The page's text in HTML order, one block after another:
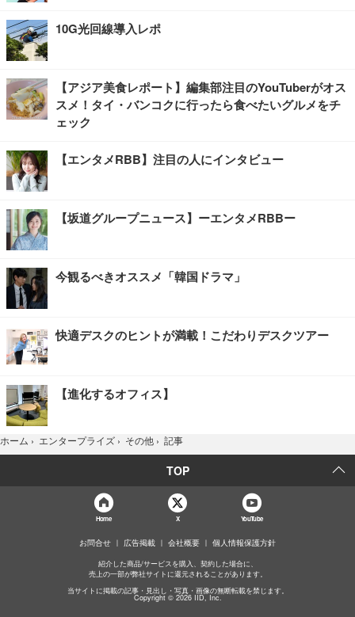
10G光回線導入レポ
【アジア美食レポート】編集部注目のYouTuberがオス
スメ！タイ・バンコクに行ったら食べたいグルメをチ
ェック
【エンタメRBB】注目の人にインタビュー
【坂道グループニュース】ーエンタメRBBー
今観るべきオススメ「韓国ドラマ」
快適デスクのヒントが満載！こだわりデスクツアー
【進化するオフィス】
ホーム › エンタープライズ › その他 › 記事
TOP
Home X YouTube
お問合せ 広告掲載 会社概要 個人情報保護方針
紹介した商品/サービスを購入、契約した場合に、
売上の一部が弊社サイトに還元されることがあります。
当サイトに掲載の記事・見出し・写真・画像の無断転載を禁じます。
Copyright © 2026 IID, Inc.